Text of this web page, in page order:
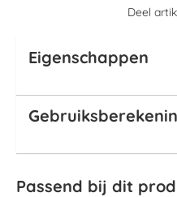
Deel
Eigenschappen
Passend bij dit